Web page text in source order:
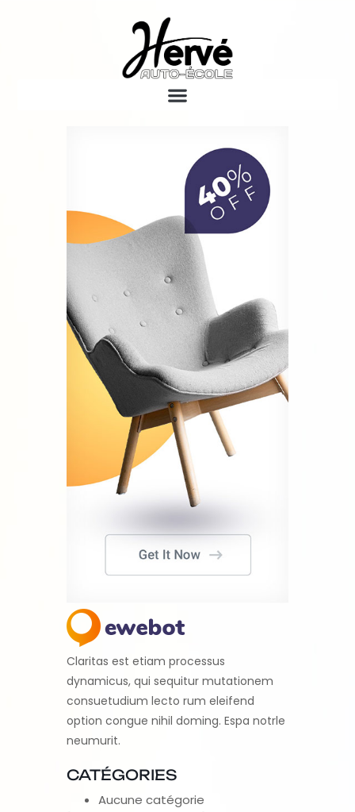
Claritas est etiam processus
dynamicus, qui sequitur mutationem
consuetudium lecto rum eleifend
option congue nihil doming. Espa notrle
neumurit.
CATÉGORIES
Aucune catégorie